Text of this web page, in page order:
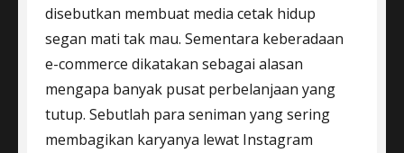
disebutkan membuat media cetak hidup
segan mati tak mau. Sementara keberadaan
e-commerce dikatakan sebagai alasan
mengapa banyak pusat perbelanjaan yang
tutup. Sebutlah para seniman yang sering
membagikan karyanya lewat Instagram